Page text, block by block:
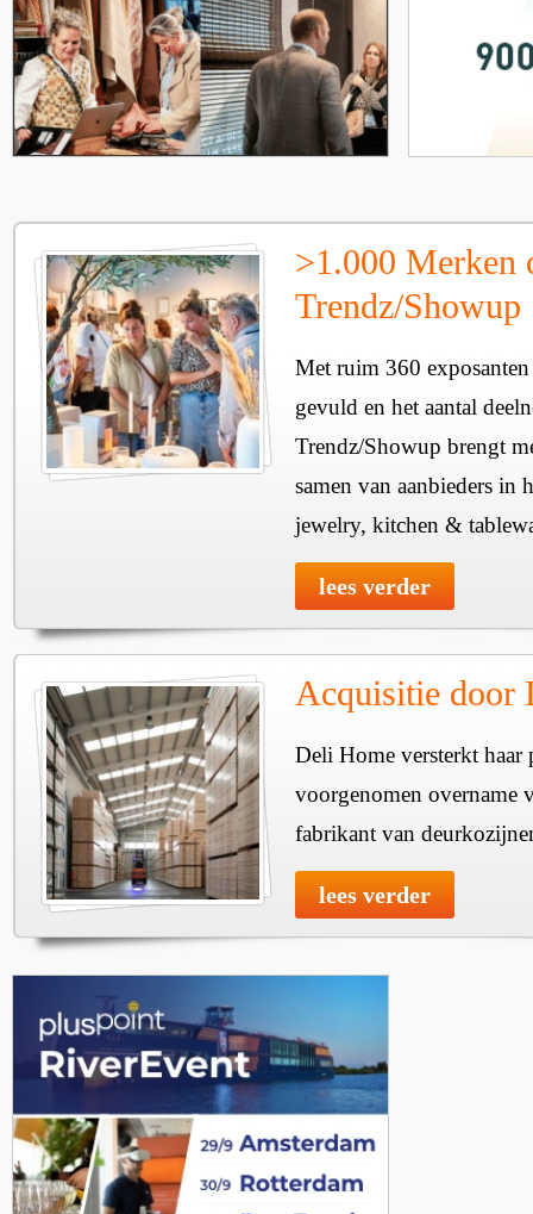
>1.000 Merken
Trendz/Showup
Met ruim 360
gevuld en het aantal
Trendz/Showup brengt
samen van aanbieders in
jewelry, kitchen &
lees verder
Acquisitie door
Deli Home versterkt haar
voorgenomen overname
fabrikant van
lees verder